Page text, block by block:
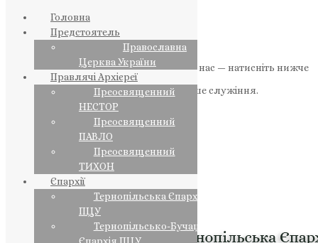
Якщо маєте можливість, підтримайте нас — натисніть нижче
«Пожертва».
Ваша допомога зміцнює наше служіння.
НАШ ТЕЛЕГРАМ
Головна
Предстоятель
Православна
Церква України
Правлячі Архієреї
Преосвященний
НЕСТОР
Преосвященний
ПАВЛО
Преосвященний
ТИХОН
Єпархії
Тернопільська Єпархія
ПЦУ
Тернопільсько-Бучацька